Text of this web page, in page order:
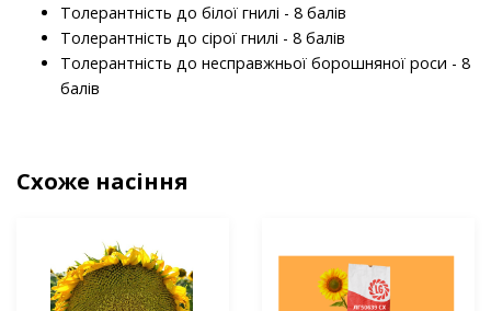
Толерантність до білої гнилі - 8 балів
Толерантність до сірої гнилі - 8 балів
Толерантність до несправжньої борошняної роси - 8
балів
Схоже насіння